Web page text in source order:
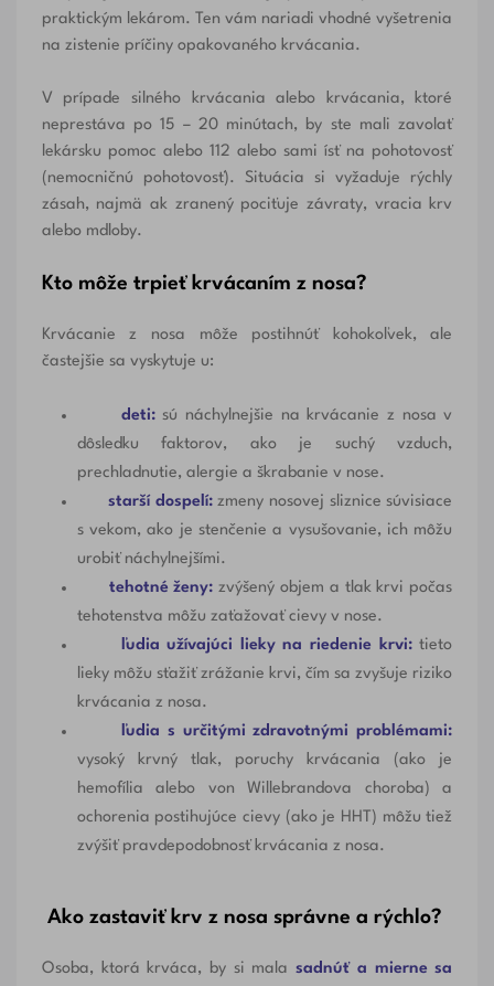
praktickým lekárom. Ten vám nariadi vhodné vyšetrenia
na zistenie príčiny opakovaného krvácania.
V prípade silného krvácania alebo krvácania, ktoré
neprestáva po 15 – 20 minútach, by ste mali zavolať
lekársku pomoc alebo 112 alebo sami ísť na pohotovosť
(nemocničnú pohotovosť). Situácia si vyžaduje rýchly
zásah, najmä ak zranený pociťuje závraty, vracia krv
alebo mdloby.
Kto môže trpieť krvácaním z nosa?
Krvácanie z nosa môže postihnúť kohokoľvek, ale
častejšie sa vyskytuje u:
deti:sú náchylnejšie na krvácanie z nosa v
dôsledku faktorov, ako je suchý vzduch,
prechladnutie, alergie a škrabanie v nose.
starší dospelí:zmeny nosovej sliznice súvisiace
s vekom, ako je stenčenie a vysušovanie, ich môžu
urobiť náchylnejšími.
tehotné ženy: zvýšený objem a tlak krvi počas
tehotenstva môžu zaťažovať cievy v nose.
ľudia užívajúci lieky na riedenie krvi:tieto
lieky môžu sťažiť zrážanie krvi, čím sa zvyšuje riziko
krvácania z nosa.
ľudia s určitými zdravotnými problémami:
vysoký krvný tlak, poruchy krvácania (ako je
hemofília alebo von Willebrandova choroba) a
ochorenia postihujúce cievy (ako je HHT) môžu tiež
zvýšiť pravdepodobnosť krvácania z nosa.
Ako zastaviť krv z nosa správne a rýchlo?
Osoba, ktorá krváca, by si malasadnúť a mierne sa